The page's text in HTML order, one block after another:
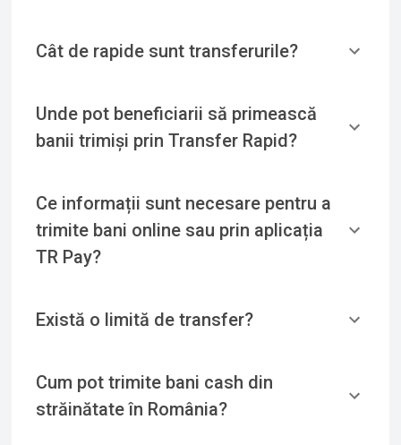
Cât de rapide sunt transferurile?
Unde pot beneficiarii să primească
banii trimiși prin Transfer Rapid?
Ce informații sunt necesare pentru a
trimite bani online sau prin aplicația
TR Pay?
Există o limită de transfer?
Cum pot trimite bani cash din
străinătate în România?